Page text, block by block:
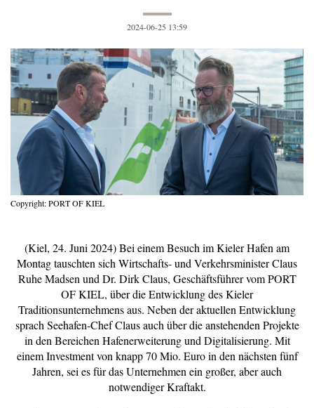
2024-06-25 13:59
Copyright: PORT OF KIEL
(Kiel, 24. Juni 2024) Bei einem Besuch im Kieler Hafen am
Montag tauschten sich Wirtschafts- und Verkehrsminister Claus
Ruhe Madsen und Dr. Dirk Claus, Geschäftsführer vom PORT
OF KIEL, über die Entwicklung des Kieler
Traditionsunternehmens aus. Neben der aktuellen Entwicklung
sprach Seehafen-Chef Claus auch über die anstehenden Projekte
in den Bereichen Hafenerweiterung und Digitalisierung. Mit
einem Investment von knapp 70 Mio. Euro in den nächsten fünf
Jahren, sei es für das Unternehmen ein großer, aber auch
notwendiger Kraftakt.